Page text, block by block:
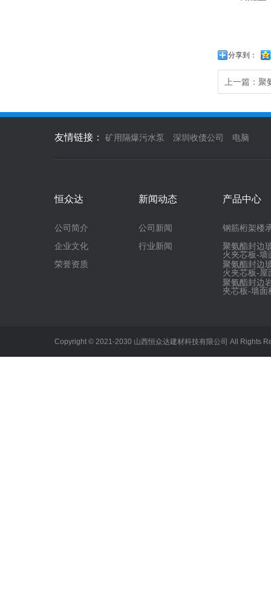
分享到：
上一篇： 聚
友情链接： 矿用隔爆污水泵 深圳收债公司 电脑
恒众达
公司简介
企业文化
荣誉资质
新闻动态
公司新闻
行业新闻
产品中心
钢筋桁架楼
聚氨酯封边
火夹芯板-墙
聚氨酯封边
火夹芯板-屋
聚氨酯封边
夹芯板-墙面
Copyright © 2021-2030 山西恒众达建材科技有限公司 All Rights